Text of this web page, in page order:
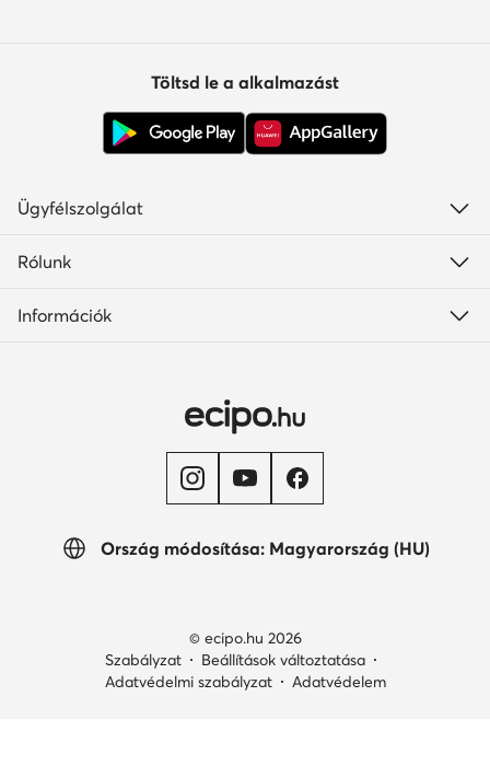
Ország módosítása: Magyarország (HU)
Töltsd le a alkalmazást
Ügyfélszolgálat
Rólunk
Információk
© ecipo.hu 2026
Szabályzat
Beállítások változtatása
Adatvédelmi szabályzat
Adatvédelem